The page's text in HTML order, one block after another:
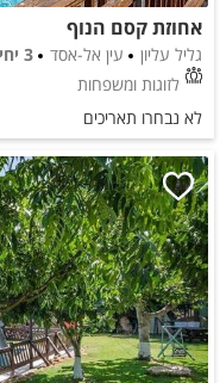
אחוזת קסם הנוף
גליל עליון עין אל-אסד
3 יחידות
לזוגות ומשפחות
לא נבחרו תאריכים